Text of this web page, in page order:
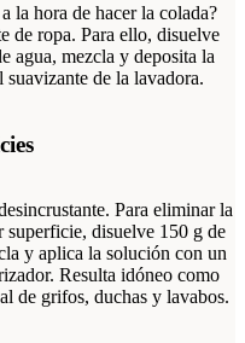
la hora de hacer la colada?
de ropa. Para ello, disuelve
agua, mezcla y deposita la
de la lavadora.
Para eliminar la
superficie, disuelve 150 g de
y aplica la solución con un
Resulta idóneo como
de grifos, duchas y lavabos.